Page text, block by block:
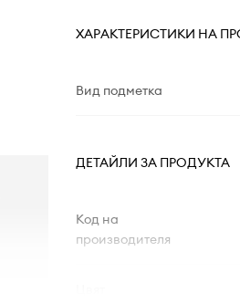
ХАРАКТЕРИСТИКИ НА
Вид подметка
ДЕТАЙЛИ ЗА ПРОДУКТА
Код на
производителя